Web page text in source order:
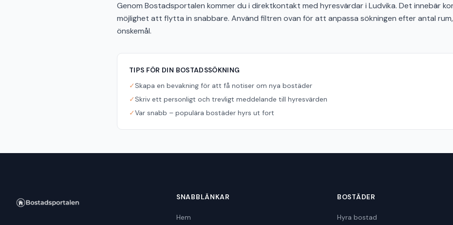
Genom Bostadsportalen kommer du i direktkontakt med hyresvärdar i Ludvika. Det innebär
möjlighet att flytta in snabbare. Använd filtren ovan för att anpassa sökningen efter antal
önskemål.
TIPS FÖR DIN BOSTADSSÖKNING
✓Skapa en bevakning för att få notiser om nya bostäder
✓Skriv ett personligt och trevligt meddelande till hyresvärden
✓Var snabb – populära bostäder hyrs ut fort
SNABBLÄNKAR
Hem
BOSTÄDER
Hyra bostad